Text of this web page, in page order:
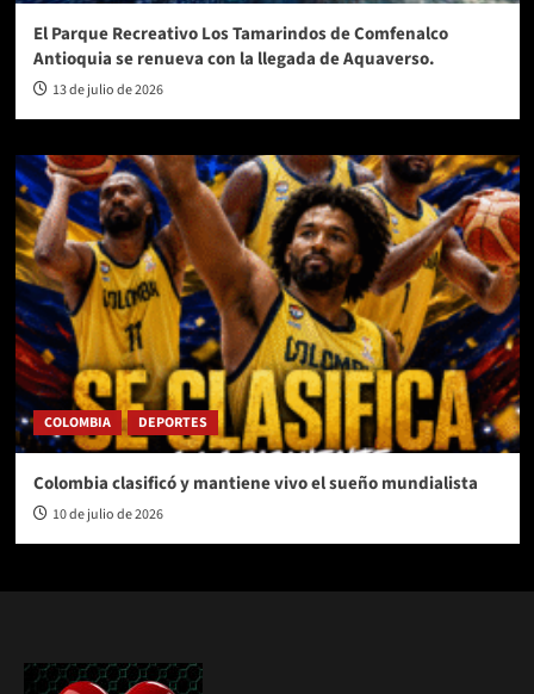
El Parque Recreativo Los Tamarindos de Comfenalco
Antioquia se renueva con la llegada de Aquaverso.
13 de julio de 2026
COLOMBIA DEPORTES
Colombia clasificó y mantiene vivo el sueño mundialista
10 de julio de 2026